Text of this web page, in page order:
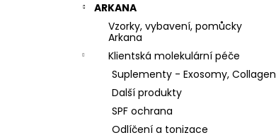
ARKANA
Vzorky, vybavení, pomůcky
Arkana
Klientská molekulární péče
Suplementy - Exosomy, Collagen
Další produkty
SPF ochrana
Odlíčení a tonizace